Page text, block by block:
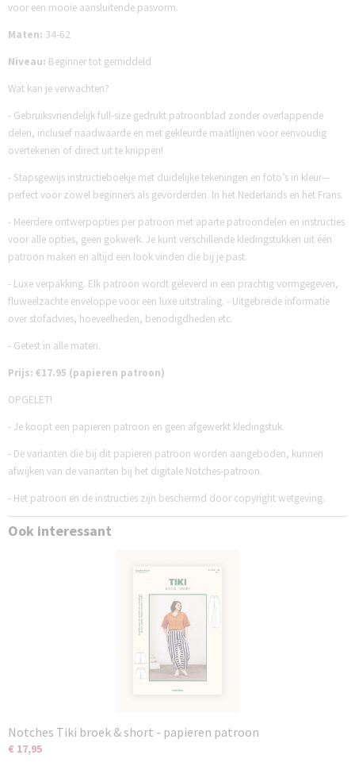
voor een mooie aansluitende pasvorm.
Maten: 34-62
Niveau: Beginner tot gemiddeld
Wat kan je verwachten?
- Gebruiksvriendelijk full-size gedrukt patroonblad zonder overlappende
delen, inclusief naadwaarde en met gekleurde maatlijnen voor eenvoudig
overtekenen of direct uit te knippen!
- Stapsgewijs instructieboekje met duidelijke tekeningen en foto’s in kleur—
perfect voor zowel beginners als gevorderden. In het Nederlands en het Frans.
- Meerdere ontwerpopties per patroon met aparte patroondelen en instructies
voor alle opties, geen gokwerk. Je kunt verschillende kledingstukken uit één
patroon maken en altijd een look vinden die bij je past.
- Luxe verpakking. Elk patroon wordt geleverd in een prachtig vormgegeven,
fluweelzachte enveloppe voor een luxe uitstraling. - Uitgebreide informatie
over stofadvies, hoeveelheden, benodigdheden etc.
- Getest in alle maten.
Prijs: €17.95 (papieren patroon)
OPGELET!
- Je koopt een papieren patroon en geen afgewerkt kledingstuk.
- De varianten die bij dit papieren patroon worden aangeboden, kunnen
afwijken van de varianten bij het digitale Notches-patroon.
- Het patroon en de instructies zijn beschermd door copyright wetgeving.
Ook interessant
Notches Tiki broek & short - papieren patroon
€ 17,95